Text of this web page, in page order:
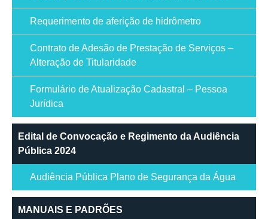
Requerimento de aferição de hidrômetro
Contrato de Adesão de Prestação de Serviços –
Alteração de Titularidade
Formulário de Atualização Cadastral – Pessoa
Jurídica
Edital de Convocação e Regimento da Audiência
Pública 2024
Audiência Pública Plano de Segurança da Água
MANUAIS E PADRÕES